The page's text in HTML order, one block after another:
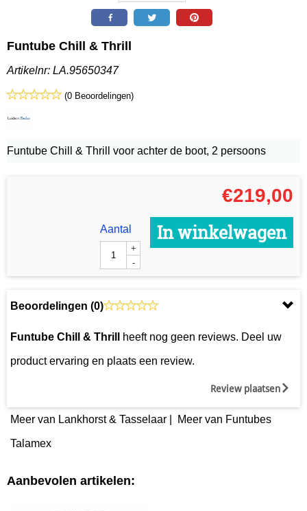
Funtube Chill & Thrill
Artikelnr: LA.95650347
(0 Beoordelingen)
Funtube Chill & Thrill voor achter de boot, 2 persoons
€219,00
Aantal
+
-
In winkelwagen
Beoordelingen (0)
Funtube Chill & Thrill heeft nog geen reviews. Deel uw
product ervaring en plaats een review.
Review plaatsen
Meer van Lankhorst & Tasselaar Meer van Funtubes
Talamex
Aanbevolen artikelen: